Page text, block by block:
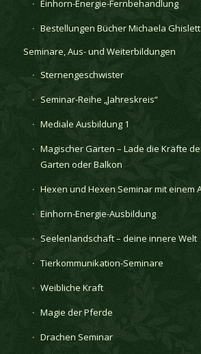
Einhorn-Energie-Fernbehandlung
Bestellungen Bücher Michaela
Seminare, Aus- und Weiterbildungen
Sternengeschwister
Seminar-Reihe „Jahreskreis“
Mediale Ausbildung 1
Magischer Garten – Lade die Kräfte
Garten oder Balkon
Hexen und Hexen Seminar mit einem
Einhorn-Energie-Ausbildung
Seelenlandschaft – deine innere Welt
Tierkommunikation-Seminare
Weibliche Kraft
Magie der Pferde
Drachen Seminar